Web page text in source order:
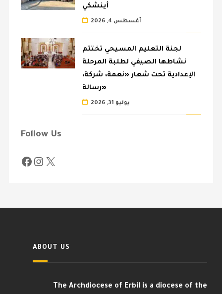
أينشكي
أغسطس 4, 2026
لجنة التعليم المسيحي تختتم
نشاطها الصيفي لطلبة المرحلة
الإعدادية تحت شعار «نعمة، شركة،
رسالة»
يوليو 31, 2026
Follow Us
ABOUT US
The Archdiocese of Erbil is a diocese of the